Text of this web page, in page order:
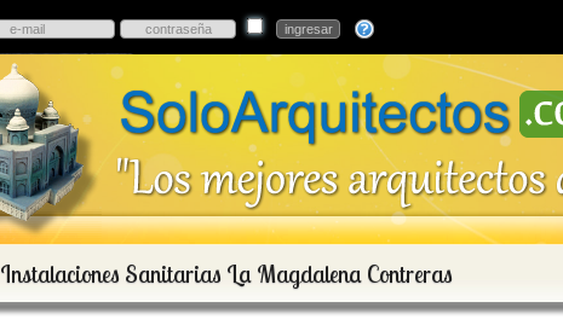
Instalaciones Sanitarias La Magdalena Contreras